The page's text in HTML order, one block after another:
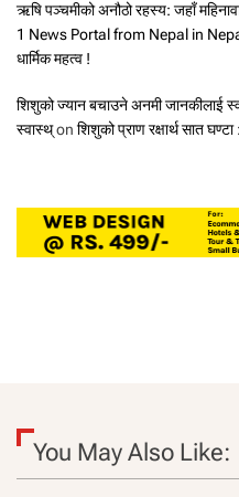
ऋषि पञ्चमीको अनौठो रहस्य: जहाँ
1 News Portal from Nepal in
धार्मिक महत्व !
शिशुको ज्यान बचाउने अनमी जानकीलाई
स्वास्थ्on शिशुको प्राण रक्षार्थ सात
You May Also Like: